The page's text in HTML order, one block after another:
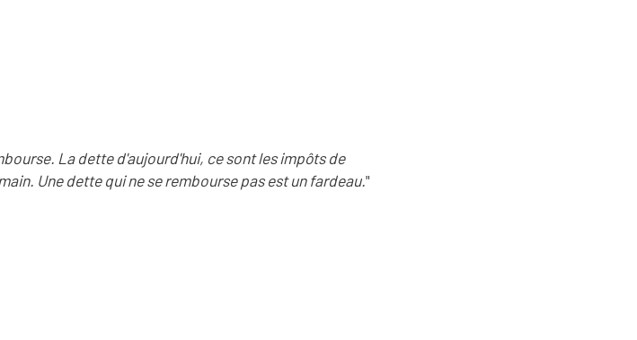
La dette d'aujourd'hui, ce sont les impôts de
Une dette qui ne se rembourse pas est un fardeau."